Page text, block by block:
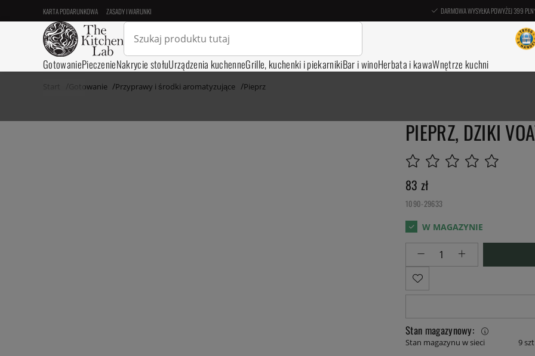
KARTA PODARUNKOWA ZASADY I WARUNKI DARMOWA WYSYŁKA POWYŻEJ 399
GotowaniePieczenieNakrycie stołuUrządzenia kuchenneGrille, kuchenki i piekarnikiBar i winoHerbata i kawaWnętrze kuchni
Start Gotowanie Przyprawy i środki aromatyzujące Pieprz
PIEPRZ, DZIKI
83 zł
1090-29633
Stan magazynowy:
Stan magazynu w sieci 9